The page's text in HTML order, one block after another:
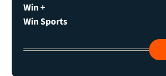
Win +
Win Sports